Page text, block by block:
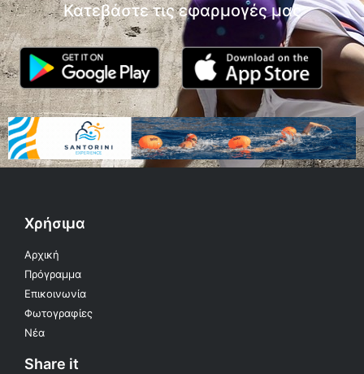
Κατεβάστε τις εφαρμογές μας
Χρήσιμα
Αρχική
Πρόγραμμα
Επικοινωνία
Φωτογραφίες
Νέα
Share it